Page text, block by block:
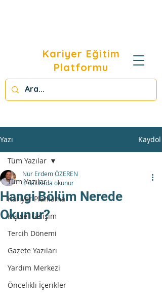
Kariyer Eğitim
Platformu
Yazı Kaydol
Tüm Yazılar
Kariyer Planlama
Kişisel Gelişim
Tercih Dönemi
Gazete Yazıları
Yardım Merkezi
Öncelikli İçerikler
Tüm Yazılar
Hangi Bölüm Nerede
Okunur?
Nur Erdem ÖZEREN
3 dakikada okunur